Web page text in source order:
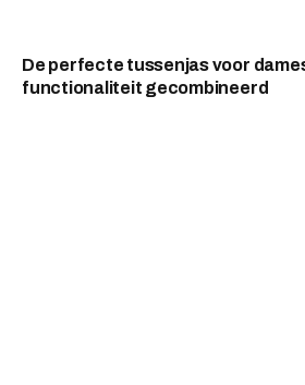
De perfecte tussenjas voor
functionaliteit gecombineerd